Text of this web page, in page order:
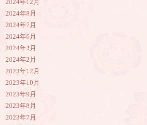
2024年12月
2024年8月
2024年7月
2024年6月
2024年3月
2024年2月
2023年12月
2023年10月
2023年9月
2023年8月
2023年7月